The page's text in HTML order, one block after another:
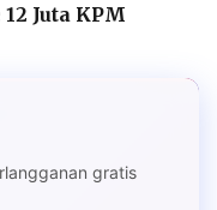
Juta KPM
gratis